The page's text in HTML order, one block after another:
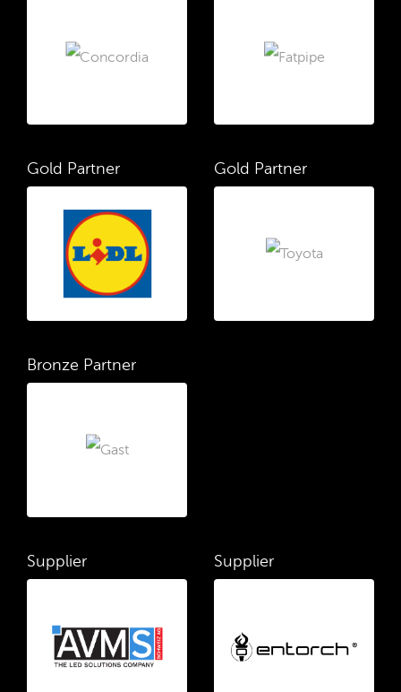
Gold Partner Gold Partner
Bronze Partner
Supplier Supplier